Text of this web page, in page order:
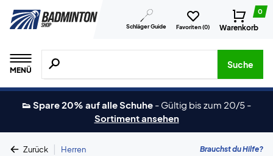
Schläger Guide Favoriten (0)
0
Warenkorb
MENÜ
Suche nach Produkten, Marken usw.
Suche
👟 Spare 20% auf alle Schuhe - Gültig bis zum 20/5 -
Sortiment ansehen
Zurück | Herren Brauchst du Hilfe?